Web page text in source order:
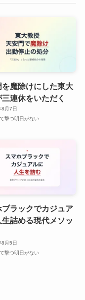
を魔除けにした東大
連休をいただく
月7日
撃つ明日がない
ブラックでカジュア
生詰める現代メソッ
月5日
撃つ明日がない